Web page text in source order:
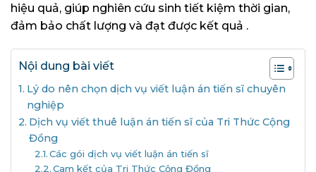
hiệu quả, giúp nghiên cứu sinh tiết kiệm thời gian,
đảm bảo chất lượng và đạt được kết quả .
Nội dung bài viết
Lý do nên chọn dịch vụ viết luận án tiến sĩ chuyên
nghiệp
Dịch vụ viết thuê luận án tiến sĩ của Tri Thức Cộng
Đồng
Các gói dịch vụ viết luận án tiến sĩ
Cam kết của Tri Thức Cộng Đồng